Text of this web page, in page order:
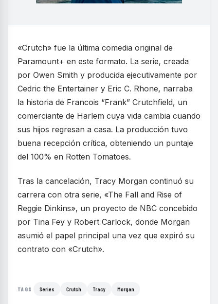
«Crutch» fue la última comedia original de
Paramount+ en este formato. La serie, creada
por Owen Smith y producida ejecutivamente por
Cedric the Entertainer y Eric C. Rhone, narraba
la historia de Francois “Frank” Crutchfield, un
comerciante de Harlem cuya vida cambia cuando
sus hijos regresan a casa. La producción tuvo
buena recepción crítica, obteniendo un puntaje
del 100% en Rotten Tomatoes.
Tras la cancelación, Tracy Morgan continuó su
carrera con otra serie, «The Fall and Rise of
Reggie Dinkins», un proyecto de NBC concebido
por Tina Fey y Robert Carlock, donde Morgan
asumió el papel principal una vez que expiró su
contrato con «Crutch».
TAGS Series Crutch Tracy Morgan